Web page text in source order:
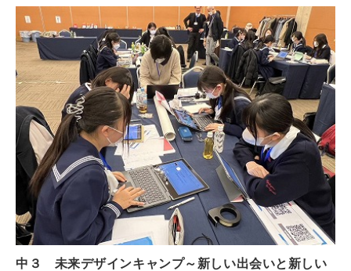
中３ 未来デザインキャンプ～新しい出会いと新しい